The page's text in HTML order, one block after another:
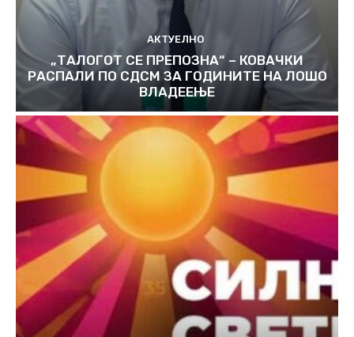
АКТУЕЛНО
„ТАЛОГОТ СЕ ПРЕПОЗНА“ – КОВАЧКИ
РАСПАЛИ ПО СДСМ ЗА ГОДИНИТЕ НА ЛОШО
ВЛАДЕЕЊЕ